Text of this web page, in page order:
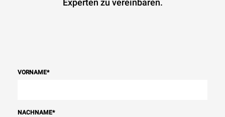
Experten zu vereinbaren.
VORNAME*
NACHNAME*